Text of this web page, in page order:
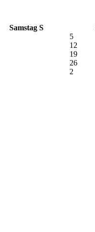
Samstag S
5
12
19
26
2